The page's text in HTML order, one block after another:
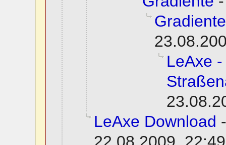
Gradiente
LeAxe
LeAxe Download